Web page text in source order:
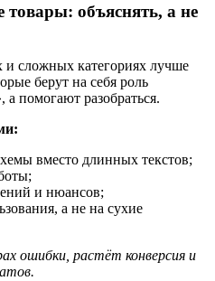
товары: объяснять, а не
и сложных категориях лучше
берут на себя роль
а помогают разобраться.
вместо длинных текстов;
и нюансов;
а не на сухие
ошибки, растёт конверсия и